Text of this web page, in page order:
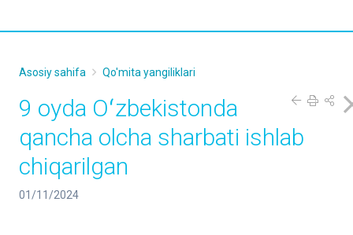
Asosiy sahifa Qo'mita yangiliklari
9 oyda Oʻzbekistonda
qancha olcha sharbati ishlab
chiqarilgan
01/11/2024